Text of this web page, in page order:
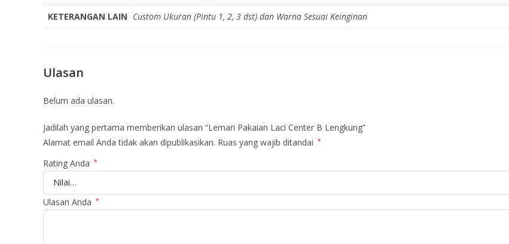
KETERANGAN LAIN Custom Ukuran (Pintu 1, 2, 3 dst) dan Warna Sesuai Keinginan
Ulasan
Belum ada ulasan.
Jadilah yang pertama memberikan ulasan “Lemari Pakaian Laci Center B Lengkung”
Alamat email Anda tidak akan dipublikasikan. Ruas yang wajib ditandai *
Rating Anda *
Ulasan Anda *